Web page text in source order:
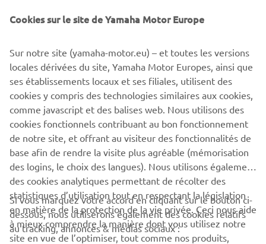
garantissent une position de conduite personnalisable et
génération fait du R-World une réalité pour les motards
comme vous qui recherchent des sensations fortes, que ce
soit sur circuit ou sur route.
YAMAHA R7
CORPORATE
BUSINESS
Cookies sur le site de Yamaha Motor Europe
Sur notre site (yamaha-motor.eu) – et toutes les versions
locales dérivées du site, Yamaha Motor Europes, ainsi que
ses établissements locaux et ses filiales, utilisent des
cookies y compris des technologies similaires aux cookies,
comme javascript et des balises web. Nous utilisons des
cookies fonctionnels contribuant au bon fonctionnement
de notre site, et offrant au visiteur des fonctionnalités de
base afin de rendre la visite plus agréable (mémorisation
des logins, le choix des langues). Nous utilisons également
des cookies analytiques permettant de récolter des
statistiques d’utilisation tout en respectant la législation
en matière de la protection de la vie privée. Ceci nous aide
à mieux comprendre la manière dont vous utilisez notre
site en vue de l’optimiser, tout comme nos produits,
Si vous marquez votre accord en cliquant sur le bouton ci-
dessous, nous utiliserons également des cookies relatifs
au tracking, annonces & médias sociaux :